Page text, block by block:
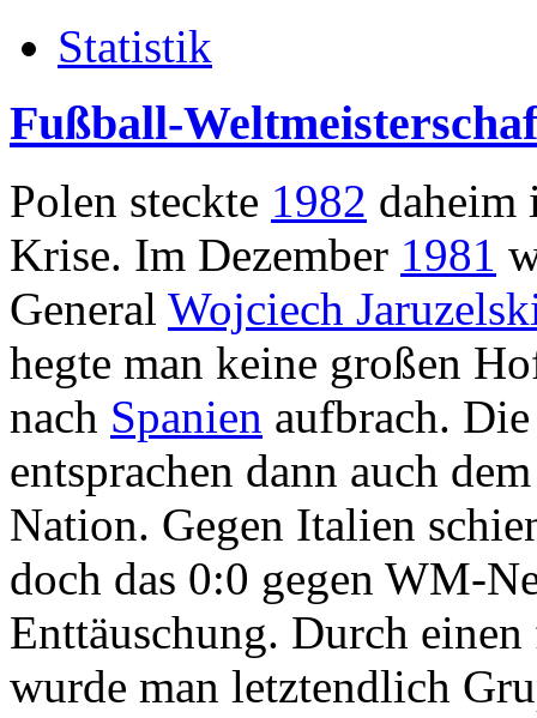
Statistik
Fußball-
Polen steckte 1982 daheim
Krise. Im Dezember 1981
General Wojciech
hegte man keine großen
nach Spanien aufbrach.
entsprachen dann auch
Nation. Gegen Italien
doch das 0:0 gegen WM-
Enttäuschung. Durch
wurde man letztendlich